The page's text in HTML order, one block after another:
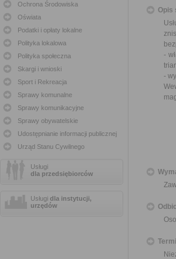
Ochrona Środowiska
Oświata
Podatki i opłaty lokalne
Polityka lokalowa
Polityka społeczna
Skargi i wnioski
Sport i Rekreacja
Sprawy komunalne
Sprawy komunikacyjne
Sprawy obywatelskie
Udostępnianie informacji publicznej
Urząd Stanu Cywilnego
Usługi
dla przedsiębiorców
Usługi dla instytucji,
urzędów
Opis
-
-